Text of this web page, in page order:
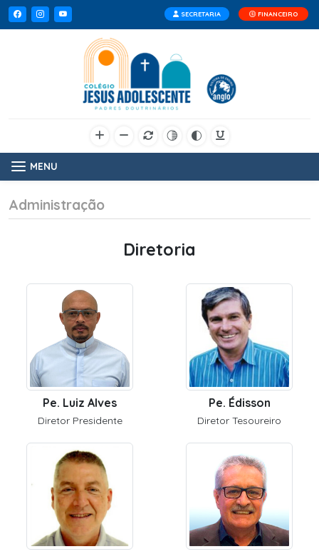
SECRETARIA FINANCEIRO
MENU
Administração
Diretoria
Pe. Luiz Alves
Diretor Presidente
Pe. Édisson
Diretor Tesoureiro